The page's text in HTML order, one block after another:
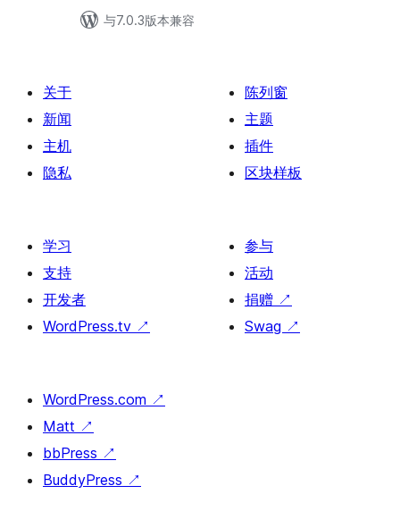
与7.0.3版本兼容
关于
新闻
主机
隐私
陈列窗
主题
插件
区块样板
学习
支持
开发者
WordPress.tv ↗
参与
活动
捐赠 ↗
Swag ↗
WordPress.com ↗
Matt ↗
bbPress ↗
BuddyPress ↗